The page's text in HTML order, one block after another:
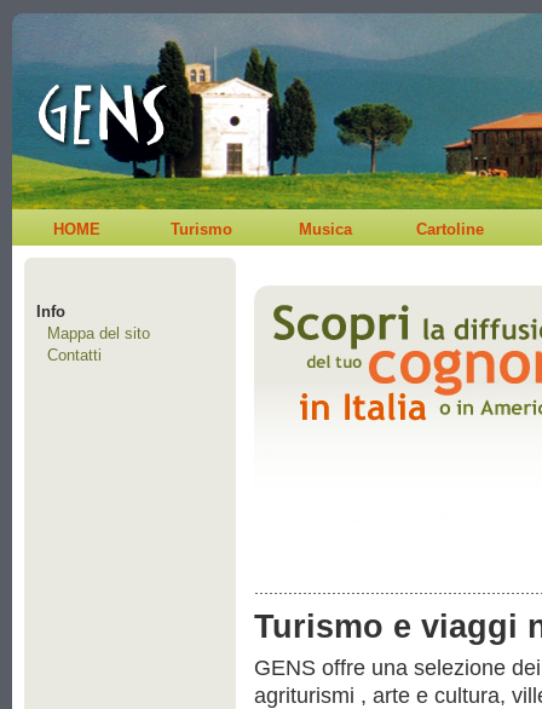
HOME Turismo Musica Cartoline
Info
Mappa del sito
Contatti
Turismo e viaggi
GENS offre una selezione
agriturismi , arte e cultura,